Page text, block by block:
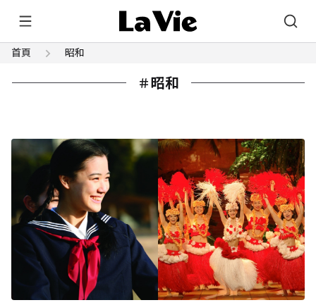
首頁 昭和
昭和